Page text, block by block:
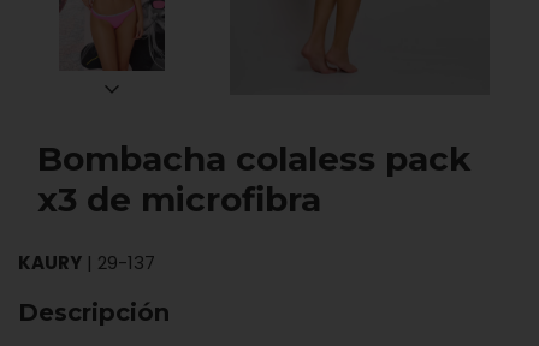
Bombacha colaless pack
x3 de microfibra
KAURY | 29-137
Descripción